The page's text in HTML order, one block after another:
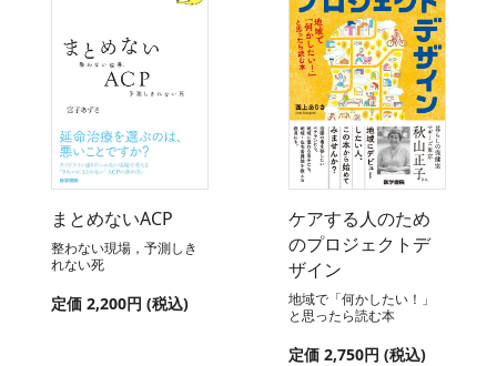
まとめないACP
整わない現場，予測しき
れない死
定価 2,200円 (税込)
ケアする人のため
のプロジェクトデ
ザイン
地域で「何かしたい！」
と思ったら読む本
定価 2,750円 (税込)